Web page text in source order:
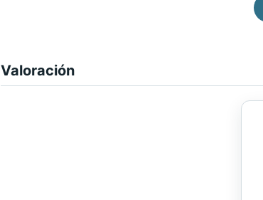
Valoración